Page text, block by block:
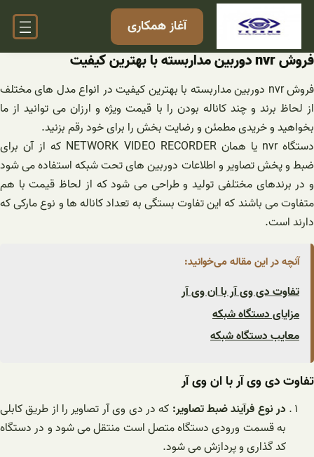
رفتن
آغاز همکاری
فروش nvr دوربین مداربسته با بهترین کیفیت
فروش nvr دوربین مداربسته با بهترین کیفیت در انواع مدل های مختلف
از لحاظ برند و چند کاناله بودن را با قیمت ویژه و ارزان می توانید از ما
بخواهید و خریدی مطمئن و رضایت بخش را برای خود رقم بزنید.
دستگاه nvr یا همان NETWORK VIDEO RECORDER که از آن برای
ضبط و پخش تصاویر و اطلاعات دوربین های تحت شبکه استفاده می شود
و در برندهای مختلفی تولید و طراحی می شود که از لحاظ قیمت با هم
متفاوت می باشند که این تفاوت بستگی به تعداد کاناله ها و نوع مارکی که
دارند است.
آنچه در این مقاله می‌خوانید:
تفاوت دی وی آر با ان وی آر
مزایای دستگاه شبکه
معایب دستگاه شبکه
تفاوت دی وی آر با ان وی آر
در نوع فرآیند ضبط تصاویر: که در دی وی آر تصاویر را از طریق کابلی
به قسمت ورودی دستگاه متصل است منتقل می شود و در دستگاه
کد گذاری و پردازش می شود.